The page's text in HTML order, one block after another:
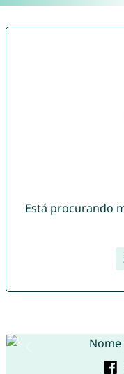
Está procurando